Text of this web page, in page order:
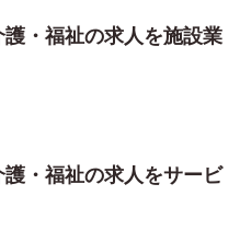
・福祉の求人を施設業
・福祉の求人をサービ